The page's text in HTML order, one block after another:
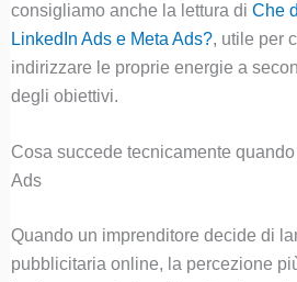
consigliamo anche la lettura di Che
LinkedIn Ads e Meta Ads?, utile per
indirizzare le proprie energie a
degli obiettivi.
Cosa succede tecnicamente
Ads
Quando un imprenditore decide di
pubblicitaria online, la percezione